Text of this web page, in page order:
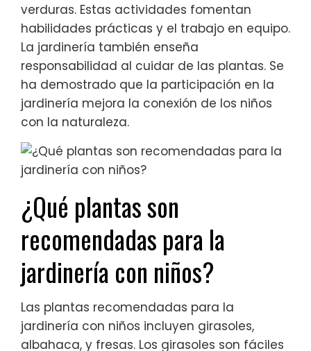
verduras. Estas actividades fomentan
habilidades prácticas y el trabajo en equipo.
La jardinería también enseña
responsabilidad al cuidar de las plantas. Se
ha demostrado que la participación en la
jardinería mejora la conexión de los niños
con la naturaleza.
¿Qué plantas son
recomendadas para la
jardinería con niños?
Las plantas recomendadas para la
jardinería con niños incluyen girasoles,
albahaca, y fresas. Los girasoles son fáciles